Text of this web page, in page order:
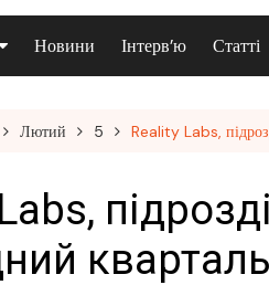
Новини Інтерв’ю Статті
Лютий 5 Reality Labs,